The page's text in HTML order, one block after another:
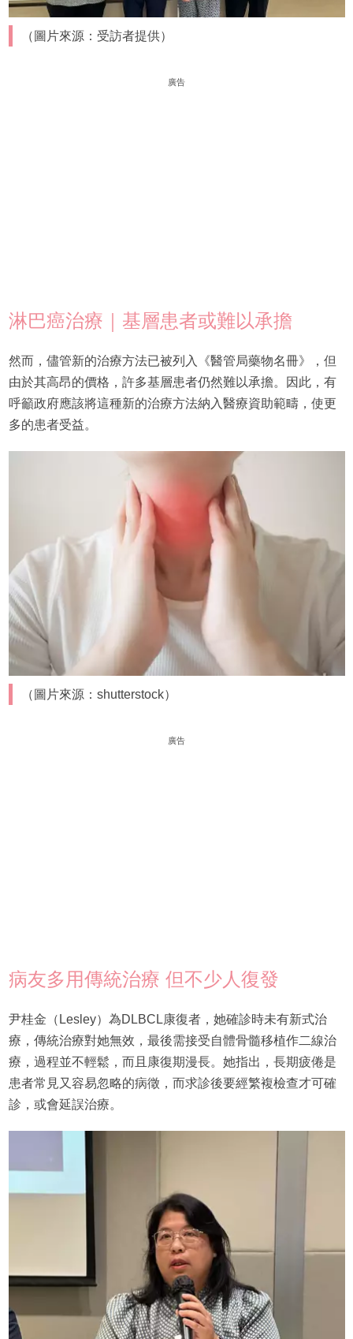
（圖片來源：受訪者提供）
廣告
淋巴癌治療｜基層患者或難以承擔
然而，儘管新的治療方法已被列入《醫管局藥物名冊》，但
由於其高昂的價格，許多基層患者仍然難以承擔。因此，有
呼籲政府應該將這種新的治療方法納入醫療資助範疇，使更
多的患者受益。
（圖片來源：shutterstock）
廣告
病友多用傳統治療 但不少人復發
尹桂金（Lesley）為DLBCL康復者，她確診時未有新式治
療，傳統治療對她無效，最後需接受自體骨髓移植作二線治
療，過程並不輕鬆，而且康復期漫長。她指出，長期疲倦是
患者常見又容易忽略的病徵，而求診後要經繁複檢查才可確
診，或會延誤治療。